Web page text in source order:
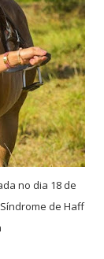
no dia 18 de
de Haff